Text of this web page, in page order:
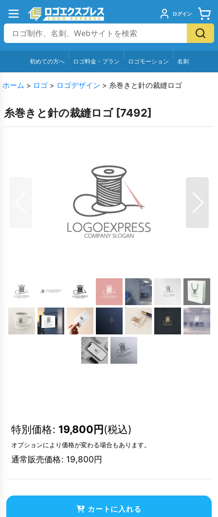
ログイン
初めての方へ ロゴ料金・プラン ロゴモーション 名刺
ホーム > ロゴ > ロゴデザイン > 糸巻きと針の裁縫ロゴ
糸巻きと針の裁縫ロゴ [7492]
特別価格: 19,800円(税込)
オプションにより価格が変わる場合もあります。
通常販売価格: 19,800円
カートに入れる